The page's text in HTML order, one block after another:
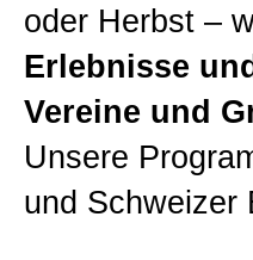
Locations
unsere
Links
oder Herbst –
Erlebnisse
Vereine und
Unsere
und Schweizer